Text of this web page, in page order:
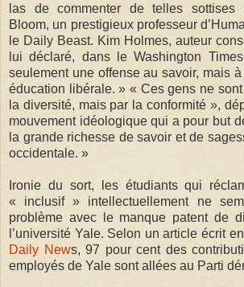
las de commenter de telles sottises
Bloom, un prestigieux professeur
le Daily Beast. Kim Holmes, auteur
lui déclaré, dans le Washington
seulement une offense au savoir, mais à
éducation libérale. » « Ces gens ne
la diversité, mais par la conformité »,
mouvement idéologique qui a pour but
la grande richesse de savoir et de
occidentale. »
Ironie du sort, les étudiants qui
« inclusif » intellectuellement ne
problème avec le manque patent de
l’université Yale. Selon un article écrit
Daily News, 97 pour cent des
employés de Yale sont allées au Parti